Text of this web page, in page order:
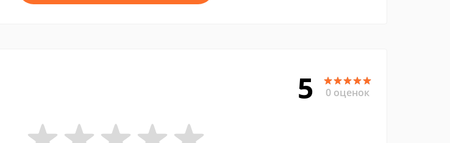
5 0 оценок